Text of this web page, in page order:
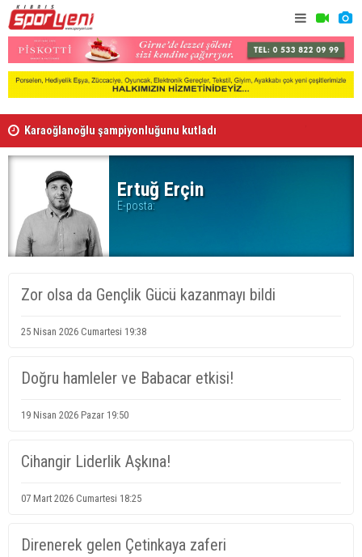
Voleybolda transfer dönemi sürüyor
Ertuğ Erçin
E-posta:
Zor olsa da Gençlik Gücü kazanmayı bildi
25 Nisan 2026 Cumartesi 19:38
Doğru hamleler ve Babacar etkisi!
19 Nisan 2026 Pazar 19:50
Cihangir Liderlik Aşkına!
07 Mart 2026 Cumartesi 18:25
Direnerek gelen Çetinkaya zaferi